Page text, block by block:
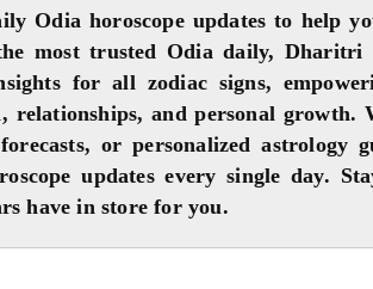
Odia horoscope updates to help
most trusted Odia daily, Dharitri
for all zodiac signs,
relationships, and personal growth.
or personalized astrology
updates every single day.
have in store for you.